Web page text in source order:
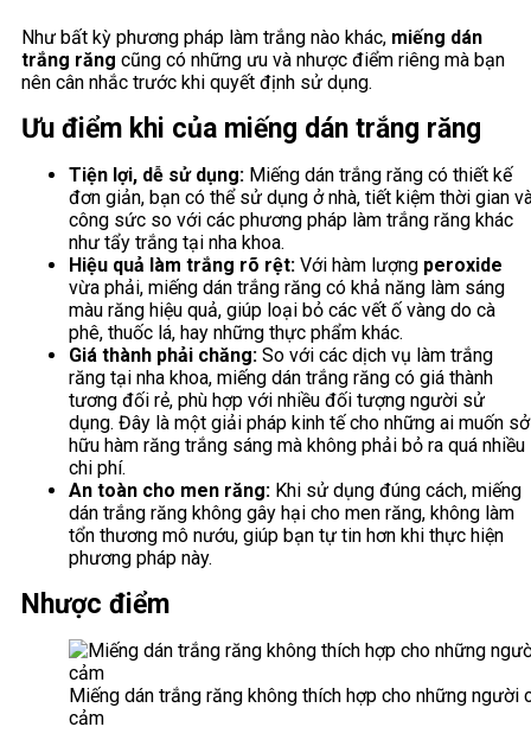
Như bất kỳ phương pháp làm trắng nào khác, miếng dán
trắng răng cũng có những ưu và nhược điểm riêng mà bạn
nên cân nhắc trước khi quyết định sử dụng.
Ưu điểm khi của miếng dán trắng răng
Tiện lợi, dễ sử dụng: Miếng dán trắng răng có thiết kế
đơn giản, bạn có thể sử dụng ở nhà, tiết kiệm thời gian
công sức so với các phương pháp làm trắng răng khác
như tẩy trắng tại nha khoa.
Hiệu quả làm trắng rõ rệt: Với hàm lượng peroxide
vừa phải, miếng dán trắng răng có khả năng làm sáng
màu răng hiệu quả, giúp loại bỏ các vết ố vàng do cà
phê, thuốc lá, hay những thực phẩm khác.
Giá thành phải chăng: So với các dịch vụ làm trắng
răng tại nha khoa, miếng dán trắng răng có giá thành
tương đối rẻ, phù hợp với nhiều đối tượng người sử
dụng. Đây là một giải pháp kinh tế cho những ai muốn sở
hữu hàm răng trắng sáng mà không phải bỏ ra quá nhiều
chi phí.
An toàn cho men răng: Khi sử dụng đúng cách, miếng
dán trắng răng không gây hại cho men răng, không làm
tổn thương mô nướu, giúp bạn tự tin hơn khi thực hiện
phương pháp này.
Nhược điểm
Miếng dán trắng răng không thích hợp cho những người
cảm